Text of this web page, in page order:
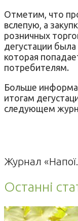
Отметим, что
вслепую, а
розничных
дегустации
которая
потребителям.
Больше
итогам
следующем
Журнал «Напої.
Останні